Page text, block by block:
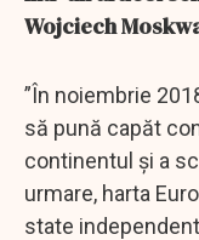
Wojciech
”În noiembrie
să pună capăt
continentul și a
urmare, harta
state